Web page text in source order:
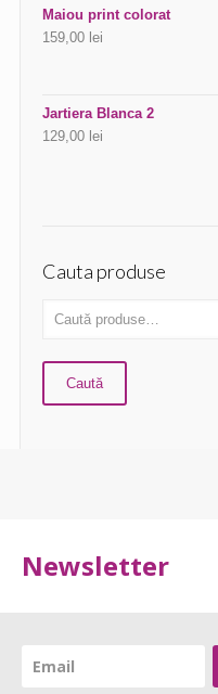
Maiou print colorat
159,00 lei
Jartiera Blanca 2
129,00 lei
Cauta produse
Caută
Newsletter